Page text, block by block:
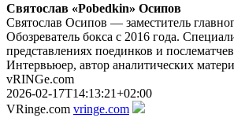
Святослав «Pobedkin» Осипов
Святослав Осипов — заместитель
Обозреватель бокса с 2016 года.
представлениях поединков и
Интервьюер, автор аналитических
vRINGe.com
2026-02-17T14:13:21+02:00
VRinge.com vringe.com